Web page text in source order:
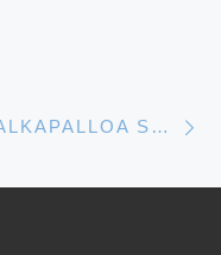
LAULUA, ASKARTELUA JA JALKAPALLOA SUOMEKSI